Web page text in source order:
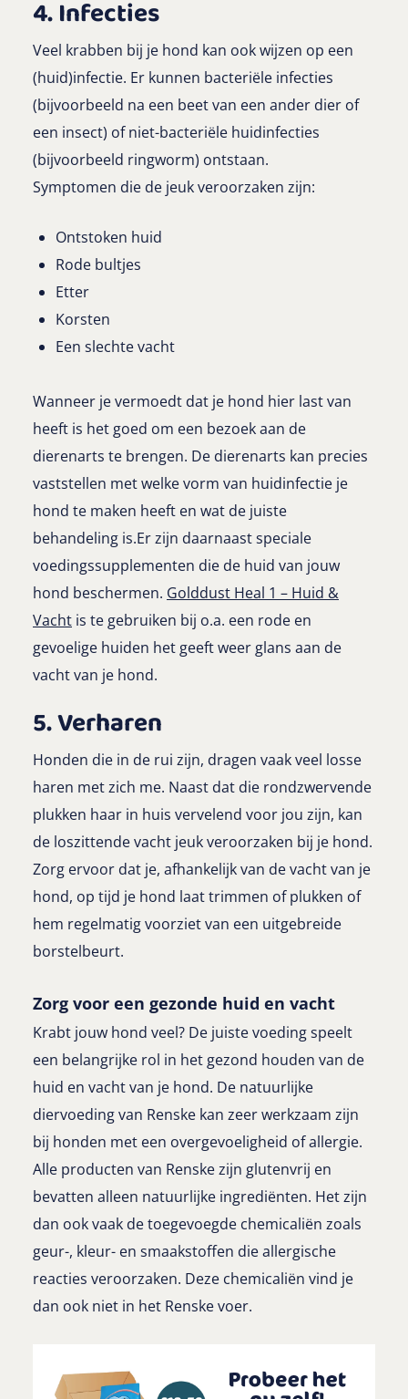
4. Infecties
Veel krabben bij je hond kan ook wijzen op een
(huid)infectie. Er kunnen bacteriële infecties
(bijvoorbeeld na een beet van een ander dier of
een insect) of niet-bacteriële huidinfecties
(bijvoorbeeld ringworm) ontstaan.
Symptomen die de jeuk veroorzaken zijn:
Ontstoken huid
Rode bultjes
Etter
Korsten
Een slechte vacht
Wanneer je vermoedt dat je hond hier last van
heeft is het goed om een bezoek aan de
dierenarts te brengen. De dierenarts kan precies
vaststellen met welke vorm van huidinfectie je
hond te maken heeft en wat de juiste
behandeling is.Er zijn daarnaast speciale
voedingssupplementen die de huid van jouw
hond beschermen. Golddust Heal 1 – Huid &
Vacht is te gebruiken bij o.a. een rode en
gevoelige huiden het geeft weer glans aan de
vacht van je hond.
5. Verharen
Honden die in de rui zijn, dragen vaak veel losse
haren met zich me. Naast dat die rondzwervende
plukken haar in huis vervelend voor jou zijn, kan
de loszittende vacht jeuk veroorzaken bij je hond.
Zorg ervoor dat je, afhankelijk van de vacht van je
hond, op tijd je hond laat trimmen of plukken of
hem regelmatig voorziet van een uitgebreide
borstelbeurt.
Zorg voor een gezonde huid en vacht
Krabt jouw hond veel? De juiste voeding speelt
een belangrijke rol in het gezond houden van de
huid en vacht van je hond. De natuurlijke
diervoeding van Renske kan zeer werkzaam zijn
bij honden met een overgevoeligheid of allergie.
Alle producten van Renske zijn glutenvrij en
bevatten alleen natuurlijke ingrediënten. Het zijn
dan ook vaak de toegevoegde chemicaliën zoals
geur-, kleur- en smaakstoffen die allergische
reacties veroorzaken. Deze chemicaliën vind je
dan ook niet in het Renske voer.